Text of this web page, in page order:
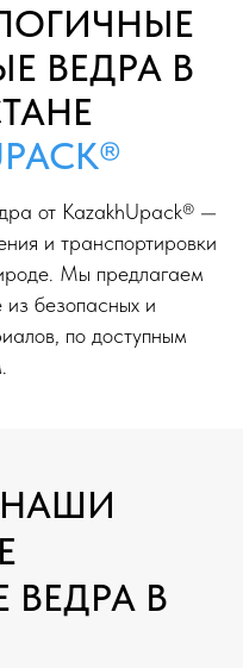
ВЕДРА В
от KazakhUpack® —
и транспортировки
Мы предлагаем
из безопасных и
по доступным
НАШИ
В